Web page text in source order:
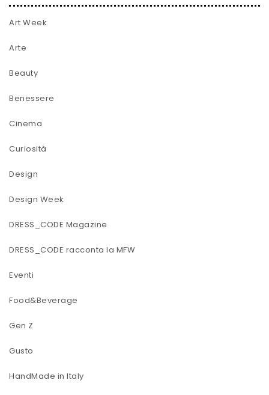
Art Week
Arte
Beauty
Benessere
Cinema
Curiosità
Design
Design Week
DRESS_CODE Magazine
DRESS_CODE racconta la MFW
Eventi
Food&Beverage
Gen Z
Gusto
HandMade in Italy